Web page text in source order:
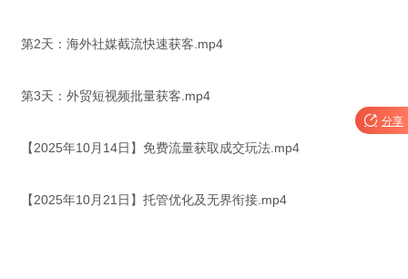
第2天：海外社媒截流快速获客.mp4
第3天：外贸短视频批量获客.mp4
【2025年10月14日】免费流量获取成交玩法.mp4
【2025年10月21日】托管优化及无界衔接.mp4
 分享